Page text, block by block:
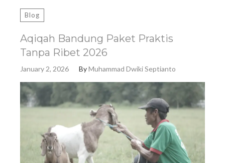
Blog
Aqiqah Bandung Paket Praktis
Tanpa Ribet 2026
January 2, 2026 ByMuhammad Dwiki Septianto